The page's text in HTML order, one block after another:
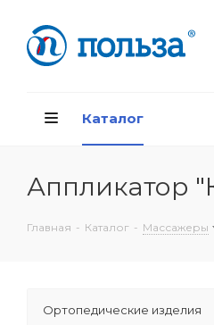
Каталог
Аппликатор
Главная - Каталог - Массажеры
Ортопедические изделия